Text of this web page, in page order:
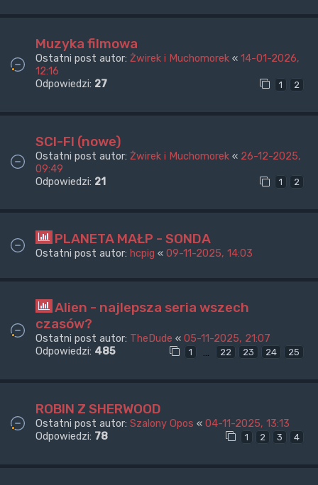
Muzyka filmowa
Ostatni post autor: Żwirek i Muchomorek « 14-01-2026,
12:16
Odpowiedzi: 27 1 2
SCI-FI (nowe)
Ostatni post autor: Żwirek i Muchomorek « 26-12-2025,
09:49
Odpowiedzi: 21 1 2
PLANETA MAŁP - SONDA
Ostatni post autor: hcpig « 09-11-2025, 14:03
Alien - najlepsza seria wszech
czasów?
Ostatni post autor: TheDude « 05-11-2025, 21:07
Odpowiedzi: 485 1 … 22 23 24 25
ROBIN Z SHERWOOD
Ostatni post autor: Szalony Opos « 04-11-2025, 13:13
Odpowiedzi: 78 1 2 3 4